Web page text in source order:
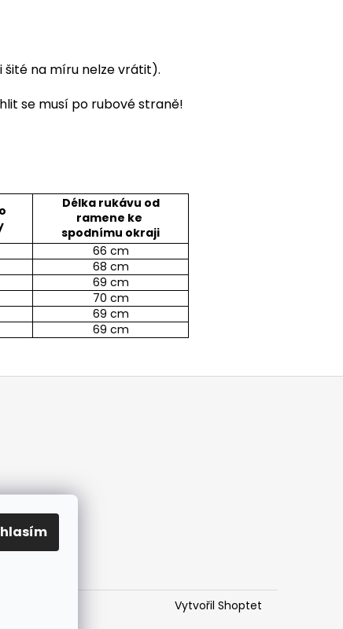
na míru nelze vrátit).
se musí po rubové straně!
Délka rukávu od
ramene ke
spodnímu okraji
66 cm
68 cm
69 cm
70 cm
69 cm
69 cm
Vytvořil Shoptet